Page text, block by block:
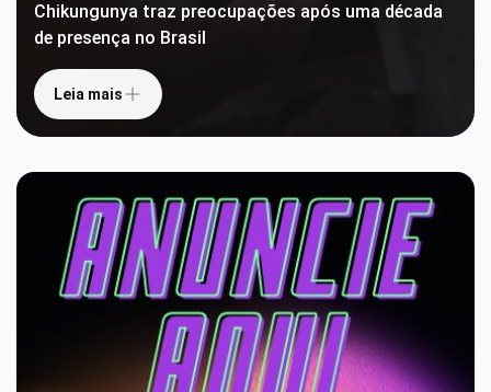
Chikungunya traz preocupações após uma década
de presença no Brasil
Leia mais